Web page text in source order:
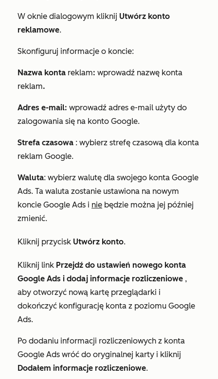
W oknie dialogowym kliknij Utwórz konto
reklamowe.
Skonfiguruj informacje o koncie:
Nazwa konta reklam: wprowadź nazwę konta
reklam.
Adres e-mail: wprowadź adres e-mail użyty do
zalogowania się na konto Google.
Strefa czasowa : wybierz strefę czasową dla konta
reklam Google.
Waluta: wybierz walutę dla swojego konta Google
Ads. Ta waluta zostanie ustawiona na nowym
koncie Google Ads i nie będzie można jej później
zmienić.
Kliknij przycisk Utwórz konto.
Kliknij link Przejdź do ustawień nowego konta
Google Ads i dodaj informacje rozliczeniowe ,
aby otworzyć nową kartę przeglądarki i
dokończyć konfigurację konta z poziomu Google
Ads.
Po dodaniu informacji rozliczeniowych z konta
Google Ads wróć do oryginalnej karty i kliknij
Dodałem informacje rozliczeniowe.